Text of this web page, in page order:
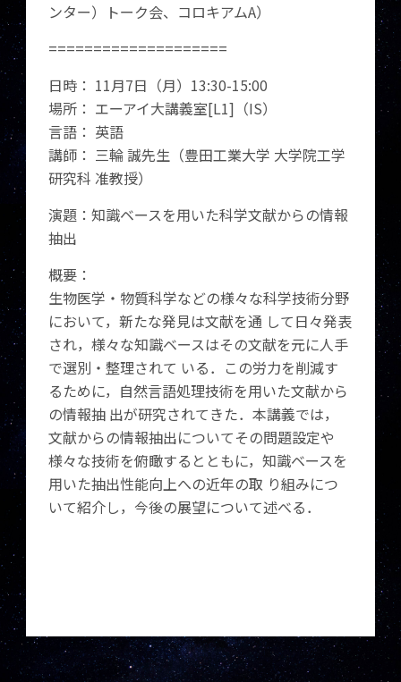
ンター）トーク会、コロキアムA）
====================
日時： 11月7日（月）13:30-15:00
場所： エーアイ大講義室[L1]（IS）
言語： 英語
講師： 三輪 誠先生（豊田工業大学 大学院工学
研究科 准教授）
演題：知識ベースを用いた科学文献からの情報
抽出
概要：
生物医学・物質科学などの様々な科学技術分野
において，新たな発見は文献を通 して日々発表
され，様々な知識ベースはその文献を元に人手
で選別・整理されて いる．この労力を削減す
るために，自然言語処理技術を用いた文献から
の情報抽 出が研究されてきた．本講義では，
文献からの情報抽出についてその問題設定や
様々な技術を俯瞰するとともに，知識ベースを
用いた抽出性能向上への近年の取 り組みにつ
いて紹介し，今後の展望について述べる．